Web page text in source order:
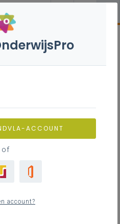
ACCOUNT
of
account?